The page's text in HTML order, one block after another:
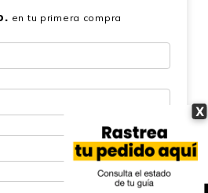
X
en tu primera compra